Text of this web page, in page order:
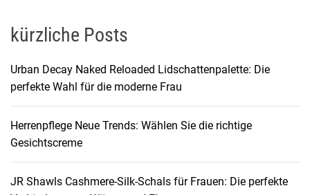
kürzliche Posts
Urban Decay Naked Reloaded Lidschattenpalette: Die
perfekte Wahl für die moderne Frau
Herrenpflege Neue Trends: Wählen Sie die richtige
Gesichtscreme
JR Shawls Cashmere-Silk-Schals für Frauen: Die perfekte